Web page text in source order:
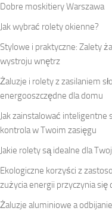
Dobre moskitiery Warszawa
Jak wybrać rolety okienne?
Stylowe i praktyczne: Zalety
wystroju wnętrz
Żaluzje i rolety z zasilaniem
energooszczędne dla domu
Jak zainstalować inteligentne
kontrola w Twoim zasięgu
Jakie rolety są idealne dla
Ekologiczne korzyści z
zużycia energii przyczynia
Żaluzje aluminiowe a